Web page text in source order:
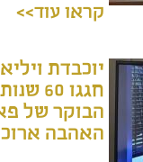
קראו עוד>>
יוכבדת
חגגו
הבוקר של
האהבה